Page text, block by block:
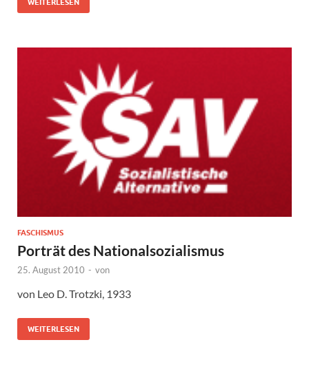
WEITERLESEN
FASCHISMUS
Porträt des Nationalsozialismus
25. August 2010 - von
von Leo D. Trotzki, 1933
WEITERLESEN